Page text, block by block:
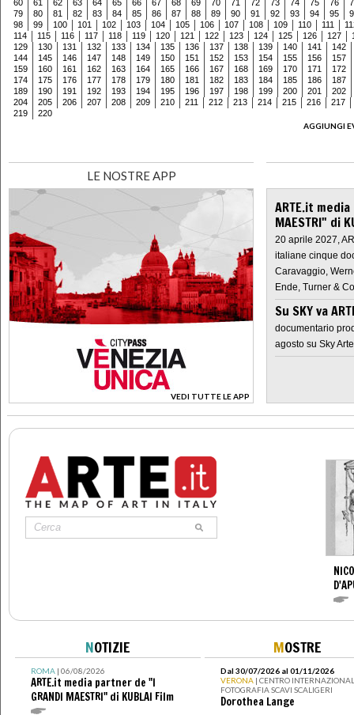
60 61 62 63 64 65 66 67 68 69 70 71 72 73 74 75 76
79
80 81 82 83 84 85 86 87 88 89 90 91 92 93 94 95
98
99 100 101 102 103 104 105 106 107 108 109 110 111
114
115 116 117 118 119 120 121 122 123 124 125 126 127
129
130 131 132 133 134 135 136 137 138 139 140 141
142
144
145 146 147 148 149 150 151 152 153 154 155 156
157
159
160 161 162 163 164 165 166 167 168 169 170 171
172
174
175 176 177 178 179 180 181 182 183 184 185 186
187
189
190 191 192 193 194 195 196 197 198 199 200 201
202
204
205 206 207 208 209 210 211 212 213 214 215 216
217
219
220
AGGIUNGI
LE NOSTRE APP
VEDI TUTTE LE APP
>
ARTE.it
MAESTRI" di
20 aprile 2027,
italiane cinque
Caravaggio,
Ende, Turner &
Su SKY va
documentario
agosto su Sky Arte
NOTIZIE
ROMA| 06/08/2026
ARTE.it media partner de "I
GRANDI MAESTRI" di KUBLAI Film
MOSTRE
Dal 30/07/2026 al 01/11/2026
VERONA | CENTRO
FOTOGRAFIA SCAVI SCALIGERI
Dorothea Lange